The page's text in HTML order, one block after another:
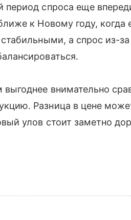
период спроса еще
к Новому году,
а спрос из-
внимательно
Разница в цене
улов стоит заметно